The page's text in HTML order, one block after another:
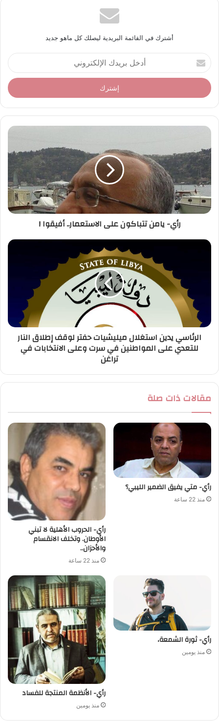
أشترك في القائمة البريدية ليصلك كل ماهو جديد
أ
د
خ
ل
ر
د
ا
ل
ت
ر
ي
رأي- يامن تتباكون على الاستعمار.. أفيقوا !
الرئاسي يدين استغلال ميليشيات حفتر لوقف إطلاق النار
للتعدي على المواطنين في سرت وعلى الانتخابات في
تراغن
مقالات ذات صلة
رأي- متي يفيق الضمير الليبي؟
منذ 22 ساعة
رأي- الحروب الأهلية لا تبني
الأوطان. وتخلف الانقسام
والأحزان..
منذ 22 ساعة
رأي- ثورة الشمعة،
منذ يومين
رأي- الأنظمة المنتجة للفساد
منذ يومين